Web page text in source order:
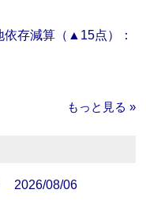
依存減算（▲15点）：
もっと見る »
2026/08/06